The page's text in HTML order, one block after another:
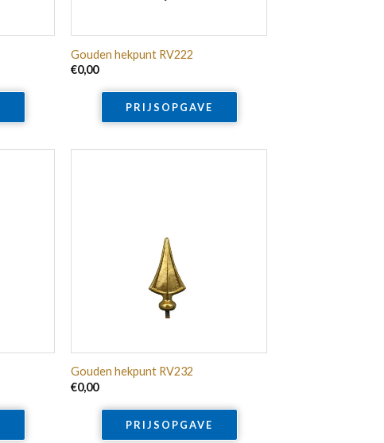
Gouden hekpunt RV222
€0,00
PRIJSOPGAVE
Gouden hekpunt RV232
€0,00
PRIJSOPGAVE